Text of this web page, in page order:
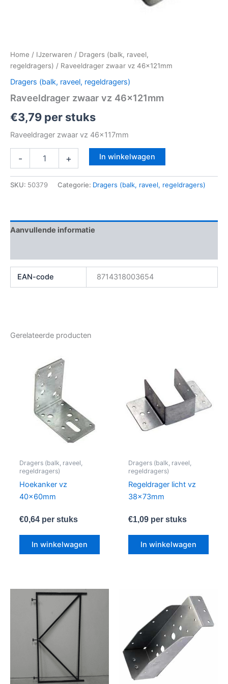
Home / IJzerwaren / Dragers (balk, raveel,
regeldragers) / Raveeldrager zwaar vz 46x121mm
Dragers (balk, raveel, regeldragers)
Raveeldrager zwaar vz 46x121mm
€3,79 per stuks
Raveeldrager zwaar vz 46x117mm
- + In winkelwagen
SKU: 50379 Categorie: Dragers (balk, raveel, regeldragers)
Aanvullende informatie
EAN-code 8714318003654
Gerelateerde producten
Dragers (balk, raveel,
regeldragers)
Hoekanker vz
40x60mm
€0,64per stuks
In winkelwagen
Dragers (balk, raveel,
regeldragers)
Regeldrager licht vz
38x73mm
€1,09per stuks
In winkelwagen